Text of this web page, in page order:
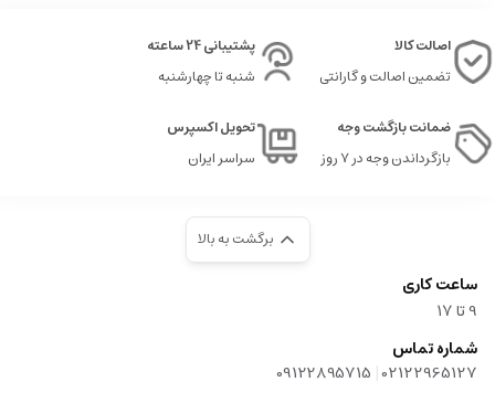
اصالت کالا
تضمین اصالت و گارانتی
پشتیبانی 24 ساعته
شنبه تا چهارشنبه
ضمانت بازگشت وجه
بازگرداندن وجه در ۷ روز
تحویل اکسپرس
سراسر ایران
برگشت به بالا
ساعت کاری
9‌ تا ۱۷
شماره تماس
02122965127
|
09122895715